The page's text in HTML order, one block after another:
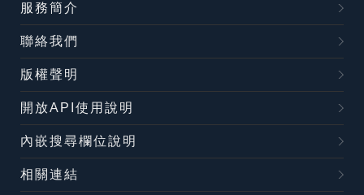
服務簡介
聯絡我們
版權聲明
開放API使用說明
內嵌搜尋欄位說明
相關連結